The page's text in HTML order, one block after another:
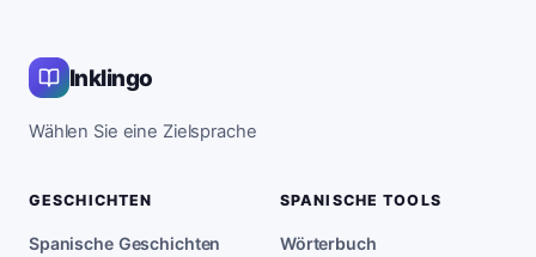
Inklingo
Wählen Sie eine Zielsprache
GESCHICHTEN
Spanische Geschichten
SPANISCHE TOOLS
Wörterbuch